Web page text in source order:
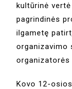
kultūrinė
pagrindinės
ilgametę
organizavimo
organizatorės
Kovo 12-